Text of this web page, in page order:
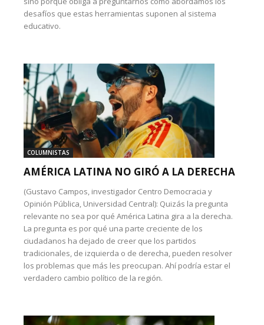
desafíos que estas herramientas suponen al sistema
educativo.
COLUMNISTAS
AMÉRICA LATINA NO GIRÓ A LA DERECHA
(Gustavo Campos, investigador Centro Democracia y
Opinión Pública, Universidad Central): Quizás la pregunta
relevante no sea por qué América Latina gira a la derecha.
La pregunta es por qué una parte creciente de los
ciudadanos ha dejado de creer que los partidos
tradicionales, de izquierda o de derecha, pueden resolver
los problemas que más les preocupan. Ahí podría estar el
verdadero cambio político de la región.